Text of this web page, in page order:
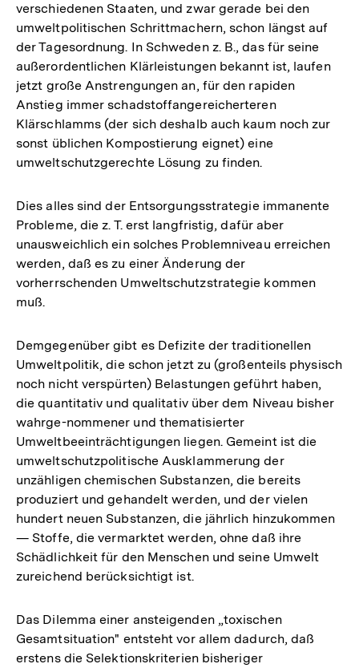
verschiedenen Staaten, und zwar gerade bei den
umweltpolitischen Schrittmachern, schon längst auf
der Tagesordnung. In Schweden z. B., das für seine
außerordentlichen Klärleistungen bekannt ist, laufen
jetzt große Anstrengungen an, für den rapiden
Anstieg immer schadstoffangereicherteren
Klärschlamms (der sich deshalb auch kaum noch zur
sonst üblichen Kompostierung eignet) eine
umweltschutzgerechte Lösung zu finden.
Dies alles sind der Entsorgungsstrategie immanente
Probleme, die z. T. erst langfristig, dafür aber
unausweichlich ein solches Problemniveau erreichen
werden, daß es zu einer Änderung der
vorherrschenden Umweltschutzstrategie kommen
muß.
Demgegenüber gibt es Defizite der traditionellen
Umweltpolitik, die schon jetzt zu (großenteils physisch
noch nicht verspürten) Belastungen geführt haben,
die quantitativ und qualitativ über dem Niveau bisher
wahrge-nommener und thematisierter
Umweltbeeinträchtigungen liegen. Gemeint ist die
umweltschutzpolitische Ausklammerung der
unzähligen chemischen Substanzen, die bereits
produziert und gehandelt werden, und der vielen
hundert neuen Substanzen, die jährlich hinzukommen
— Stoffe, die vermarktet werden, ohne daß ihre
Schädlichkeit für den Menschen und seine Umwelt
zureichend berücksichtigt ist.
Das Dilemma einer ansteigenden „toxischen
Gesamtsituation" entsteht vor allem dadurch, daß
erstens die Selektionskriterien bisheriger